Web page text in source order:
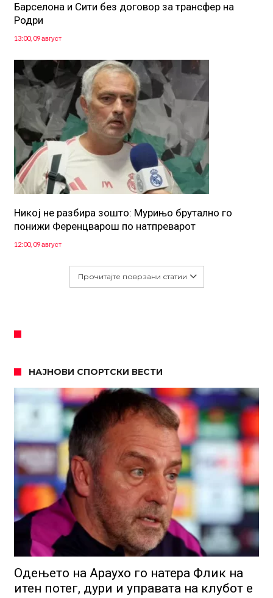
Барселона и Сити без договор за трансфер на
Родри
13:00, 09 август
Никој не разбира зошто: Мурињо брутално го
понижи Ференцварош по натпреварот
12:00, 09 август
Прочитајте поврзани статии
НАЈНОВИ СПОРТСКИ ВЕСТИ
Одењето на Араухо го натера Флик на
итен потег, дури и управата на клубот е